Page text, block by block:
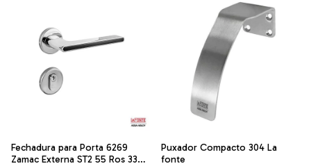
Fechadura para Porta 6269
Zamac Externa ST2 55 Ros 333
Puxador Compacto 304 La
fonte